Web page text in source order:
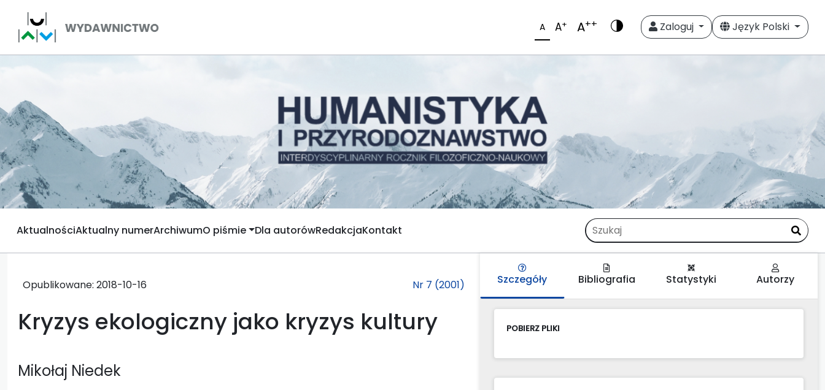
A A+ A++ Zaloguj Język Polski
AktualnościAktualny numerArchiwumO piśmie Dla autorówRedakcjaKontakt
Opublikowane: 2018-10-16 Nr 7 (2001)
Kryzys ekologiczny jako kryzys kultury
Mikołaj Niedek
Szczegóły Bibliografia Statystyki Autorzy
POBIERZ PLIKI